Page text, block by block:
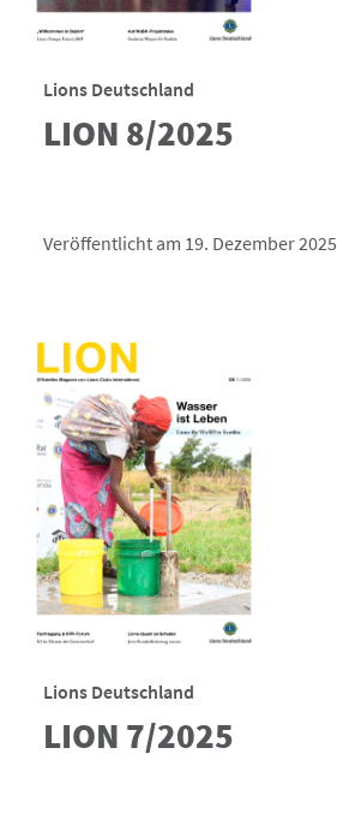
Lions Deutschland
LION 8/2025
Veröffentlicht am 19. Dezember 2025
Lions Deutschland
LION 7/2025